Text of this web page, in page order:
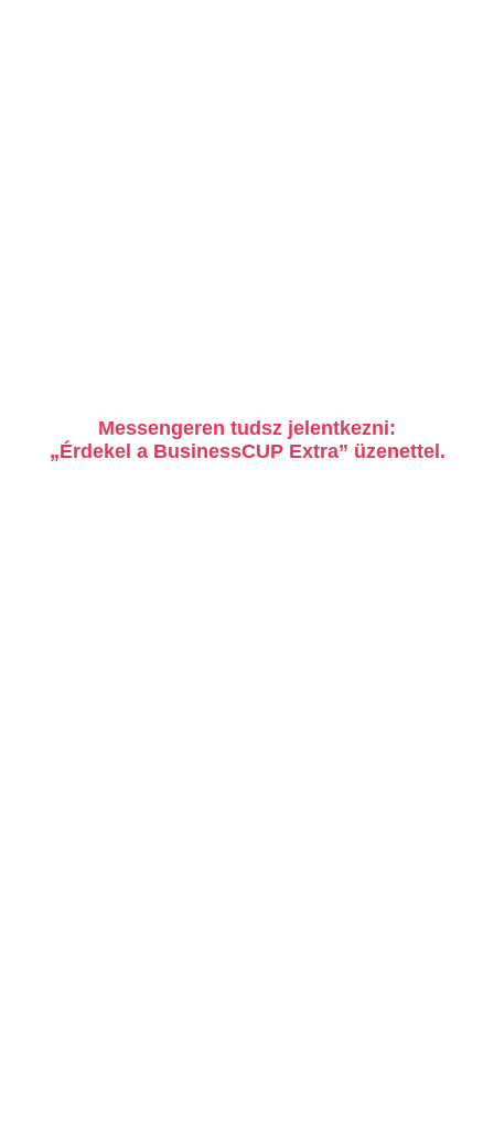
Messengeren tudsz jelentkezni:
„Érdekel a BusinessCUP Extra” üzenettel.